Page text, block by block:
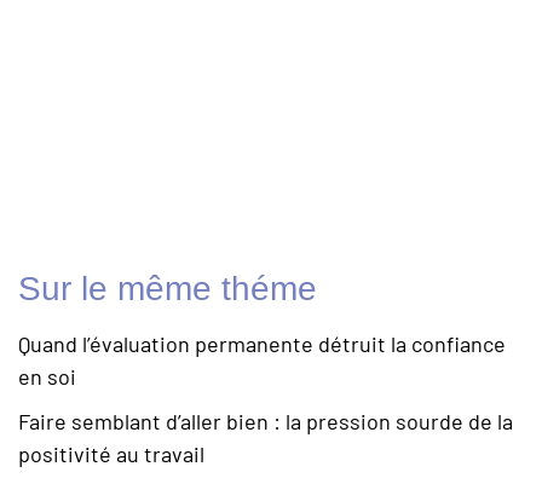
Sur le même théme
Quand l’évaluation permanente détruit la confiance
en soi
Faire semblant d’aller bien : la pression sourde de la
positivité au travail